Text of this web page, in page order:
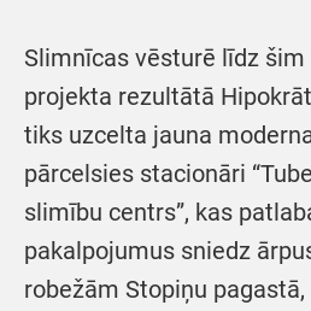
Slimnīcas vēsturē līdz
projekta rezultātā
tiks uzcelta jauna
pārcelsies stacionāri
slimību centrs”, kas
pakalpojumus sniedz
robežām Stopiņu pagastā,